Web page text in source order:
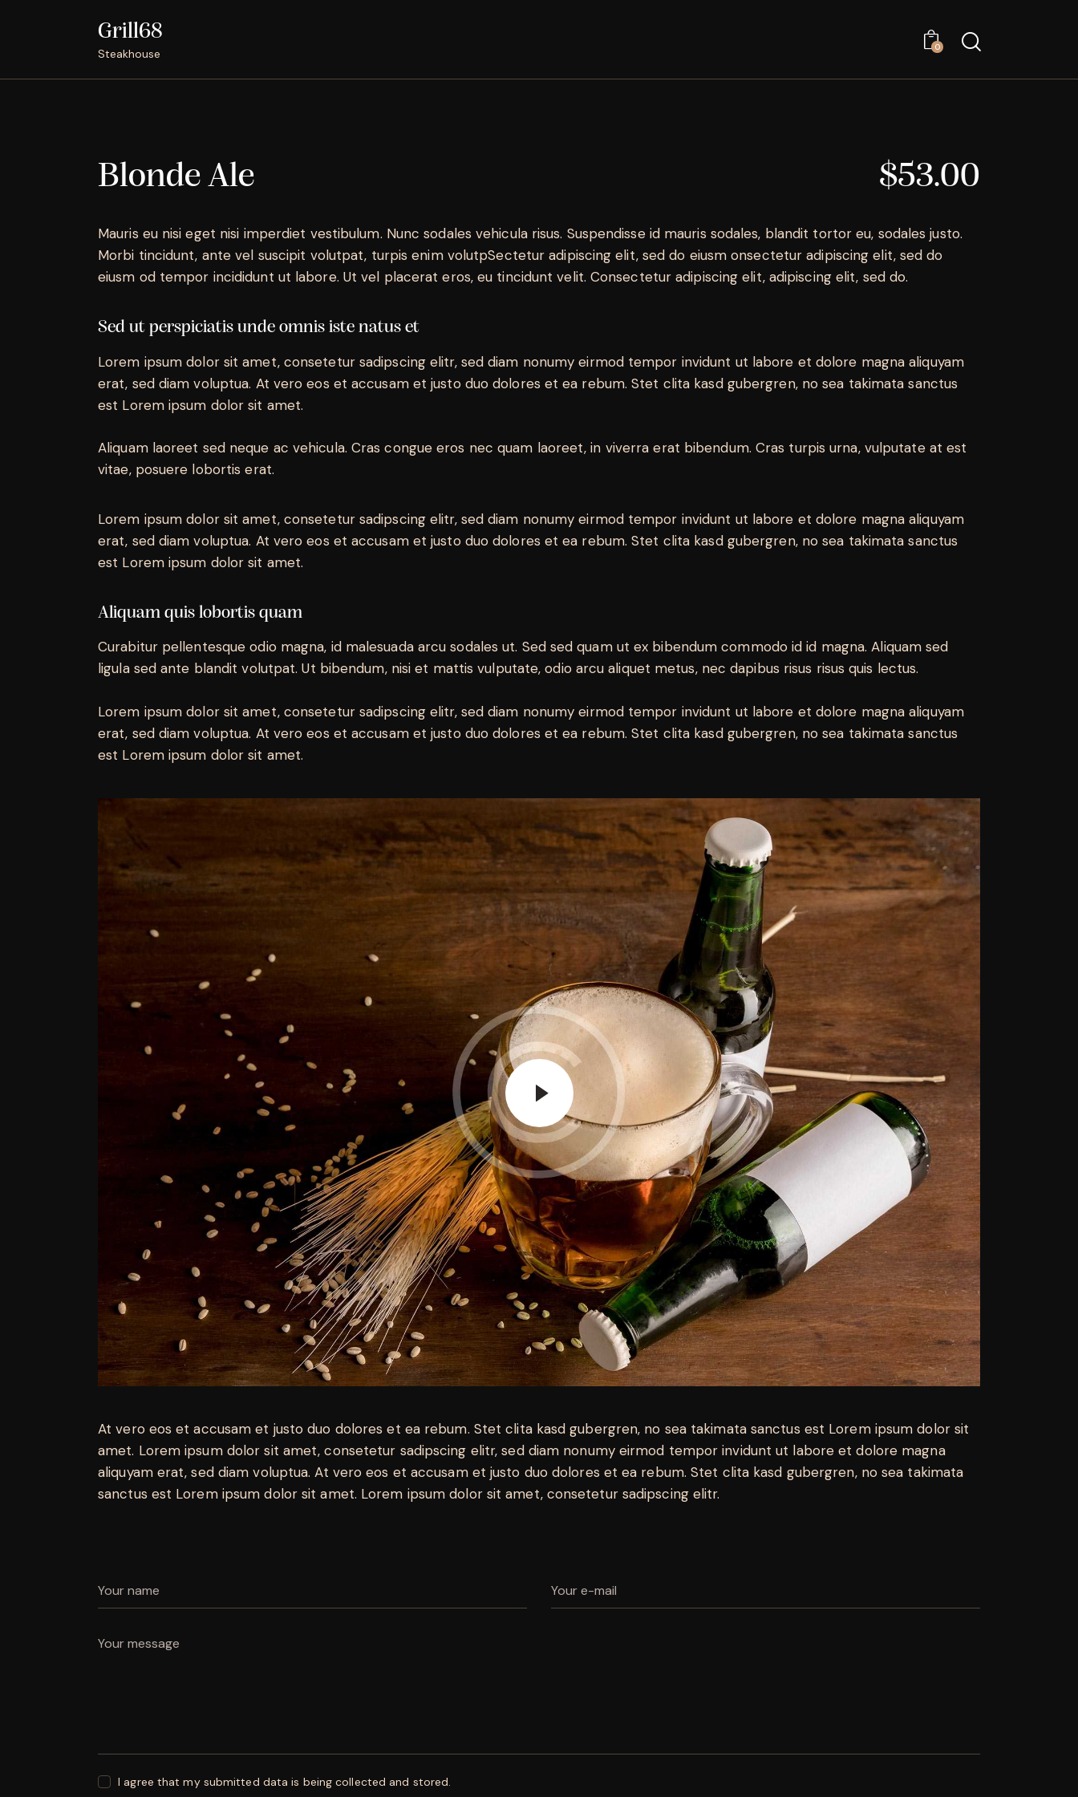
Grill68
Steakhouse 0
Blonde Ale $53.00
Mauris eu nisi eget nisi imperdiet vestibulum. Nunc sodales vehicula risus. Suspendisse id mauris sodales, blandit tortor eu, sodales justo.
Morbi tincidunt, ante vel suscipit volutpat, turpis enim volutpSectetur adipiscing elit, sed do eiusm onsectetur adipiscing elit, sed do
eiusm od tempor incididunt ut labore. Ut vel placerat eros, eu tincidunt velit. Consectetur adipiscing elit, adipiscing elit, sed do.
Sed ut perspiciatis unde omnis iste natus et
Lorem ipsum dolor sit amet, consetetur sadipscing elitr, sed diam nonumy eirmod tempor invidunt ut labore et dolore magna aliquyam
erat, sed diam voluptua. At vero eos et accusam et justo duo dolores et ea rebum. Stet clita kasd gubergren, no sea takimata sanctus
est Lorem ipsum dolor sit amet.
Aliquam laoreet sed neque ac vehicula. Cras congue eros nec quam laoreet, in viverra erat bibendum. Cras turpis urna, vulputate at est
vitae, posuere lobortis erat.
Lorem ipsum dolor sit amet, consetetur sadipscing elitr, sed diam nonumy eirmod tempor invidunt ut labore et dolore magna aliquyam
erat, sed diam voluptua. At vero eos et accusam et justo duo dolores et ea rebum. Stet clita kasd gubergren, no sea takimata sanctus
est Lorem ipsum dolor sit amet.
Aliquam quis lobortis quam
Curabitur pellentesque odio magna, id malesuada arcu sodales ut. Sed sed quam ut ex bibendum commodo id id magna. Aliquam sed
ligula sed ante blandit volutpat. Ut bibendum, nisi et mattis vulputate, odio arcu aliquet metus, nec dapibus risus risus quis lectus.
Lorem ipsum dolor sit amet, consetetur sadipscing elitr, sed diam nonumy eirmod tempor invidunt ut labore et dolore magna aliquyam
erat, sed diam voluptua. At vero eos et accusam et justo duo dolores et ea rebum. Stet clita kasd gubergren, no sea takimata sanctus
est Lorem ipsum dolor sit amet.
At vero eos et accusam et justo duo dolores et ea rebum. Stet clita kasd gubergren, no sea takimata sanctus est Lorem ipsum dolor sit
amet. Lorem ipsum dolor sit amet, consetetur sadipscing elitr, sed diam nonumy eirmod tempor invidunt ut labore et dolore magna
aliquyam erat, sed diam voluptua. At vero eos et accusam et justo duo dolores et ea rebum. Stet clita kasd gubergren, no sea takimata
sanctus est Lorem ipsum dolor sit amet. Lorem ipsum dolor sit amet, consetetur sadipscing elitr.
I agree that my submitted data is being collected and stored.